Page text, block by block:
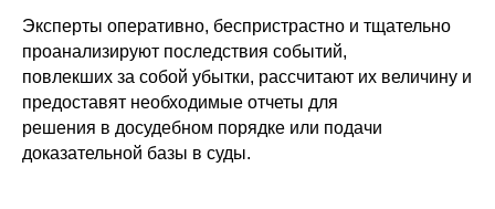
Эксперты оперативно, беспристрастно и тщательно
проанализируют последствия событий,
повлекших за собой убытки, рассчитают их величину и
предоставят необходимые отчеты для
решения в досудебном порядке или подачи
доказательной базы в суды.